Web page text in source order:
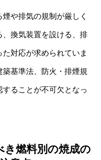
や排気の規制が厳しく
換気装置を設ける、排
対応が求められていま
基準法、防火・排煙規
ることが不可欠となっ
燃料別の焼成の